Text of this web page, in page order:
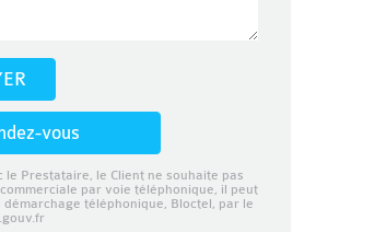
vous
Prestataire, le Client ne souhaite pas
par voie téléphonique, il peut
téléphonique, Bloctel, par le